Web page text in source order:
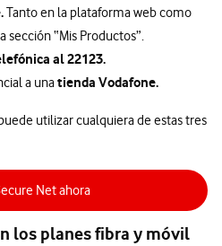
Tanto en la plataforma web como
“Mis Productos”.
al 22123.
a unatienda Vodafone.
utilizar cualquiera de estas tres
Net ahora
los planes fibra y móvil